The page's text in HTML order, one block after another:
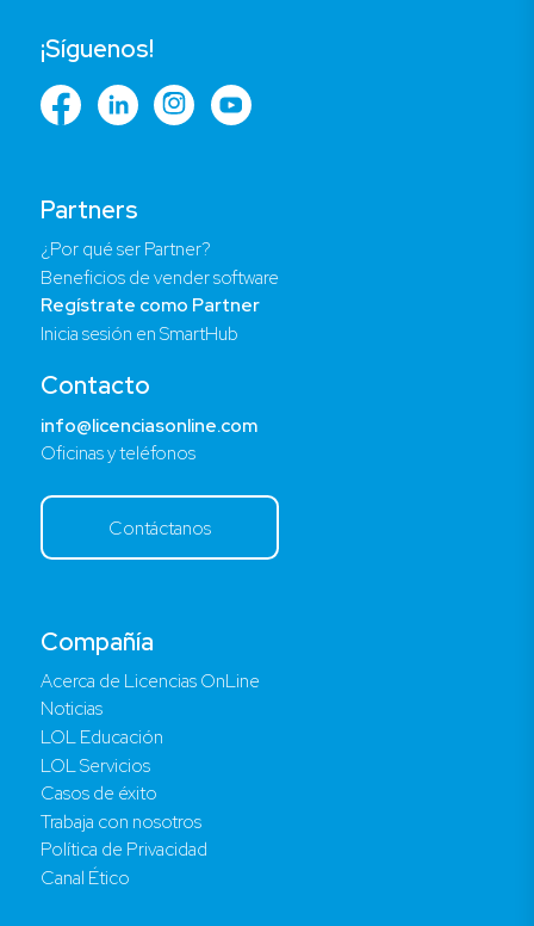
Compañía
Acerca de Licencias OnLine
Noticias
LOL Educación
LOL Servicios
Casos de éxito
Trabaja con nosotros
Política de Privacidad
Canal Ético
Partners
¿Por qué ser Partner?
Beneficios de vender software
Regístrate como Partner
Inicia sesión en SmartHub
Contacto
info@licenciasonline.com
Oficinas y teléfonos
Contáctanos
¡Síguenos!